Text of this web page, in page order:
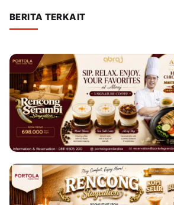
BERITA TERKAIT